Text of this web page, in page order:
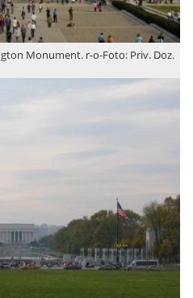
Monument. r-o-Foto: Priv. Doz.